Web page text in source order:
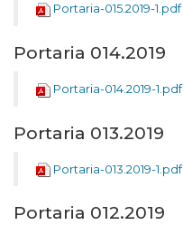
Portaria-015.2019-1.pdf
Portaria 014.2019
Portaria-014.2019-1.pdf
Portaria 013.2019
Portaria-013.2019-1.pdf
Portaria 012.2019